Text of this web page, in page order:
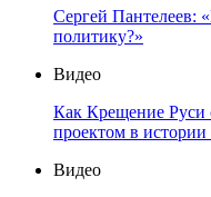
Сергей Пантелеев:
политику?»
Видео
Как Крещение Руси
проектом в истории
Видео